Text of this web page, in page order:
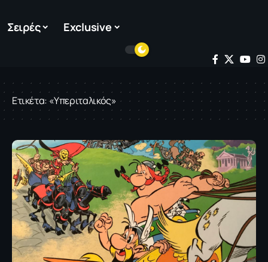
Σειρές Exclusive
Ετικέτα:«Υπεριταλικός»